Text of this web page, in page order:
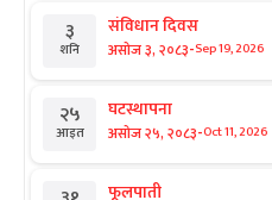
३
शनि
संविधान दिवस
असोज ३, २०८३-Sep 19, 2026
२५
आइत
घटस्थापना
असोज २५, २०८३-Oct 11, 2026
फूलपाती